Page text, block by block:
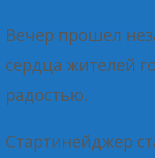
Вечер прошел
сердца жителей
радостью.
Стартинейджер